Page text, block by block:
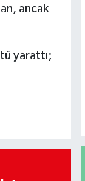
ancak
yarattı;